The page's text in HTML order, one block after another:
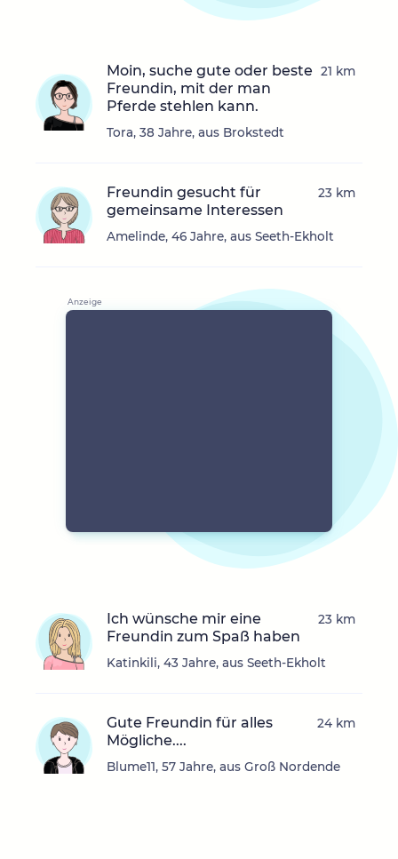
Moin, suche gute oder beste
Freundin, mit der man
Pferde stehlen kann.
Tora, 38 Jahre, aus Brokstedt
21 km
Freundin gesucht für
gemeinsame Interessen
Amelinde, 46 Jahre, aus Seeth-Ekholt
23 km
Ich wünsche mir eine
Freundin zum Spaß haben
Katinkili, 43 Jahre, aus Seeth-Ekholt
23 km
Gute Freundin für alles
Mögliche....
Blume11, 57 Jahre, aus Groß Nordende
24 km